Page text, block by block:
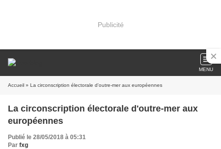
Publicité
MENU
Accueil » La circonscription électorale d'outre-mer aux européennes
La circonscription électorale d'outre-mer aux
européennes
Publié le 28/05/2018 à 05:31
Par fxg